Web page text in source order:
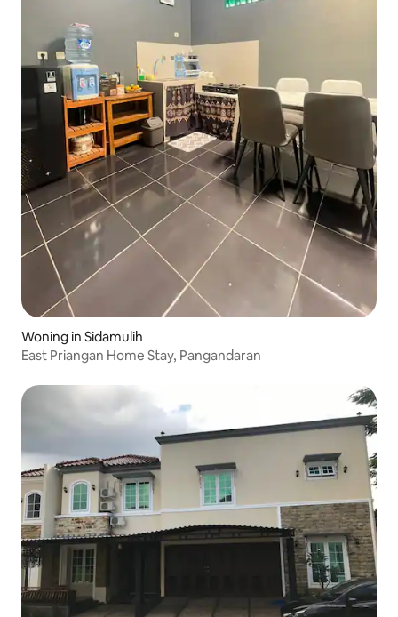
Woning in Sidamulih
East Priangan Home Stay, Pangandaran